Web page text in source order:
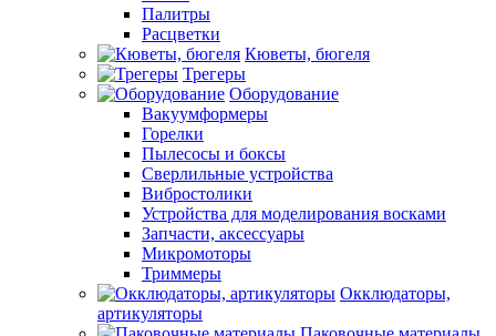
Палитры
Расцветки
Кюветы, бюгеля
Трегеры
Оборудование
Вакуумформеры
Горелки
Пылесосы и боксы
Сверлильные устройства
Вибростолики
Устройства для моделирования восками
Запчасти, аксессуары
Микромоторы
Триммеры
Окклюдаторы,
артикуляторы